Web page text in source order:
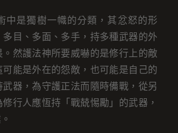
中是獨樹一幟的分類，其忿怒的形
目、多面、多手，持多種武器的外
然護法神所要威嚇的是修行上的敵
可能是外在的怨敵，也可能是自己的
器，為守護正法而隨時備戰，從另
行人應恆持「戰兢惕勵」的武器，